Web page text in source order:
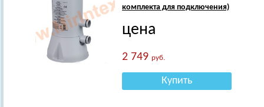
комплекта для подключения)
цена
2 749руб.
Купить